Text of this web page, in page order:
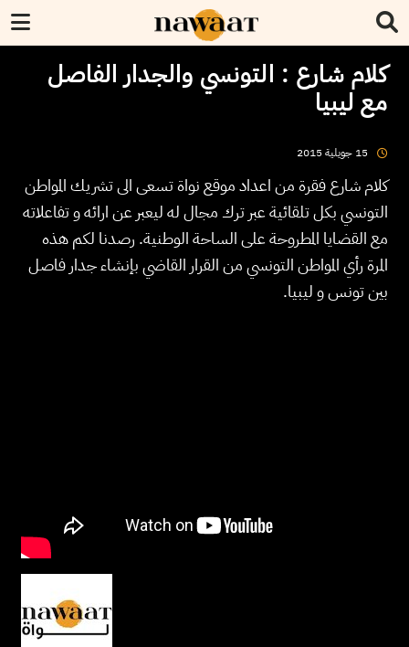
كلام شارع : التونسي والجدار الفاصل
مع ليبيا
15 جويلية2015
كلام شارع فقرة من اعداد موقع نواة تسعى الى تشريك المواطن
التونسي بكل تلقائية عبر ترك مجال له ليعبر عن ارائه و تفاعلاته
مع القضايا المطروحة على الساحة الوطنية. رصدنا لكم هذه
المرة رأي المواطن التونسي من القرار القاضي بإنشاء جدار فاصل
بين تونس و ليبيا.